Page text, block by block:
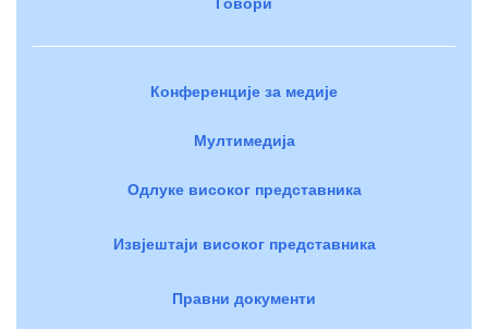
Конференције за медије
Мултимедија
Одлуке високог представника
Извјештаји високог представника
Правни документи